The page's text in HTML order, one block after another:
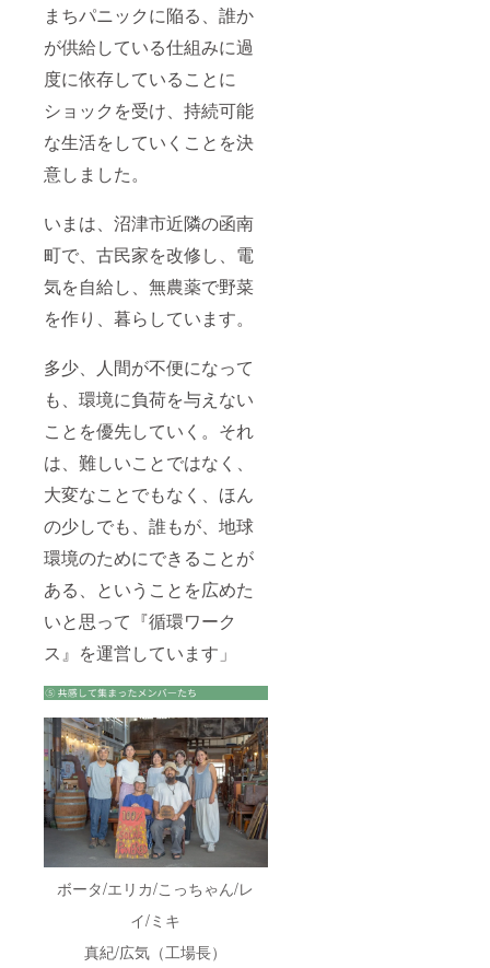
まちパニックに陥る、誰か
が供給している仕組みに過
度に依存していることに
ショックを受け、持続可能
な生活をしていくことを決
意しました。
いまは、沼津市近隣の函南
町で、古民家を改修し、電
気を自給し、無農薬で野菜
を作り、暮らしています。
多少、人間が不便になって
も、環境に負荷を与えない
ことを優先していく。それ
は、難しいことではなく、
大変なことでもなく、ほん
の少しでも、誰もが、地球
環境のためにできることが
ある、ということを広めた
いと思って『循環ワーク
ス』を運営しています」
ボータ/エリカ/こっちゃん/レ
イ/ミキ
真紀/広気（工場長）